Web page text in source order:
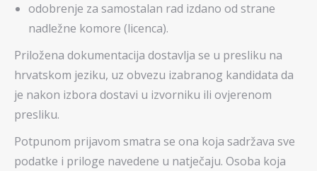
odobrenje za samostalan rad izdano od strane
nadležne komore (licenca).
Priložena dokumentacija dostavlja se u presliku na
hrvatskom jeziku, uz obvezu izabranog kandidata da
je nakon izbora dostavi u izvorniku ili ovjerenom
presliku.
Potpunom prijavom smatra se ona koja sadržava sve
podatke i priloge navedene u natječaju. Osoba koja